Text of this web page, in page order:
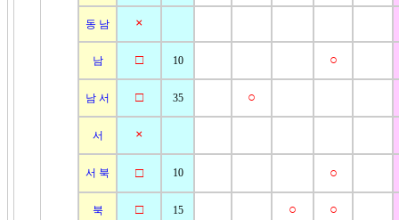
동 남 ×
남 □ 10 ○
남 서 □ 35 ○
서 ×
서 북 □ 10 ○
북 □ 15 ○ ○